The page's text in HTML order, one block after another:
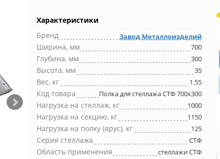
Характеристики
Бренд
Завод Металлоизделий
Ширина, мм 700
Глубина, мм 300
Высота, мм 35
Вес, кг 1.55
Код товара Полка для стеллажа СТФ 700x300
Нагрузка на стеллаж, кг 1000
Нагрузка на секцию, кг 1150
Нагрузка на полку (ярус), кг 125
Серия стеллажа СТФ
Область применения стеллажи СТФ